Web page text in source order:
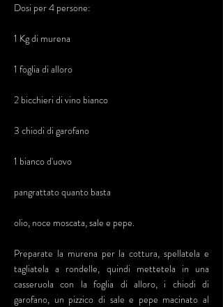
Dosi per 4 persone:
1 Kg di murena
1 foglia di alloro
2 bicchieri di vino bianco
3 chiodi di garofano
1 bianco d'uovo
pangrattato quanto basta
olio, noce moscata, sale e pepe.
Preparate la murena per la cottura, spellatela e
tagliatela a rondelle, quindi mettetela in una
casseruola con la foglia di alloro, i chiodi di
garofano, un pizzico di sale e pepe macinato al